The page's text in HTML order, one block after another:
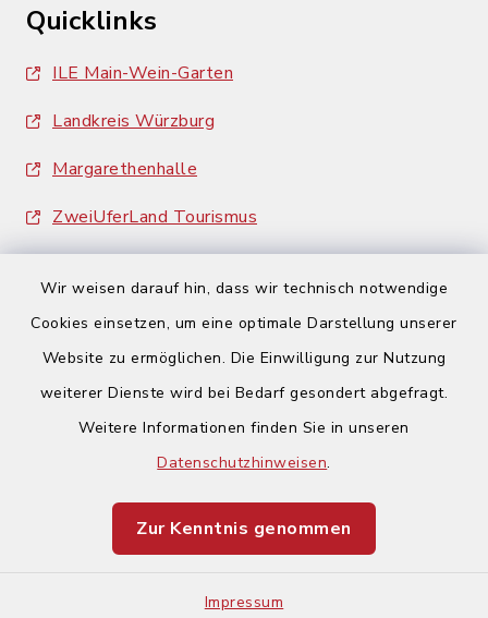
Wir weisen darauf hin, dass wir technisch notwendige
Cookies einsetzen, um eine optimale Darstellung unserer
Website zu ermöglichen. Die Einwilligung zur Nutzung
weiterer Dienste wird bei Bedarf gesondert abgefragt.
Weitere Informationen finden Sie in unseren
Datenschutzhinweisen.
Zur Kenntnis genommen
Impressum
Quicklinks
ILE Main-Wein-Garten
Landkreis Würzburg
Margarethenhalle
ZweiUferLand Tourismus
Barrierefreiheit
Impressum
Sitemap